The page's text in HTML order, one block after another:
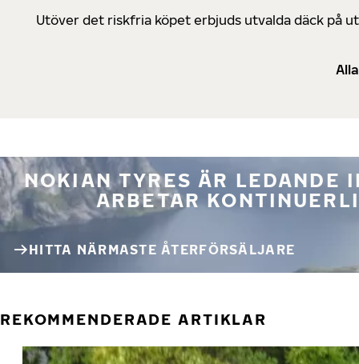
Utöver det riskfria köpet erbjuds utvalda däck på
NOKIAN TYRES ÄR LEDANDE
ARBETAR
HITTA NÄRMASTE ÅTERFÖRSÄLJARE
REKOMMENDERADE ARTIKLAR